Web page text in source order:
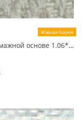
Южная Корея
88316-4 Circle Обои виниловые на бумажной основе 1.06*15.6